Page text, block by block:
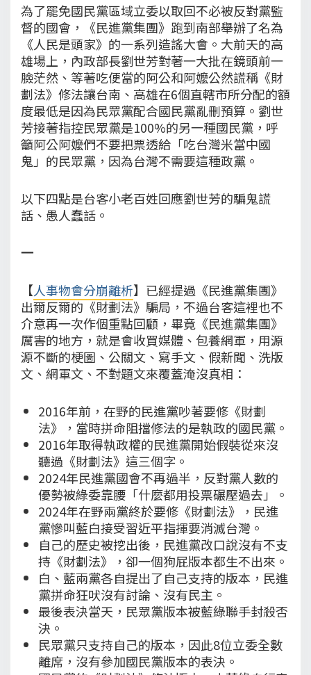
為了罷免國民黨區域立委以取回不必被反對黨監
督的國會，《民進黨集團》跑到南部舉辦了名為
《人民是頭家》的一系列造謠大會。大前天的高
雄場上，內政部長劉世芳對著一大批在鏡頭前一
臉茫然、等著吃便當的阿公和阿嬤公然謊稱《財
劃法》修法讓台南、高雄在6個直轄市所分配的額
度最低是因為民眾黨配合國民黨亂刪預算。劉世
芳接著指控民眾黨是100%的另一種國民黨，呼
籲阿公阿嬤們不要把票透給「吃台灣米當中國
鬼」的民眾黨，因為台灣不需要這種政黨。
以下四點是台客小老百姓回應劉世芳的騙鬼謊
話、愚人蠢話。
一
【人事物會分崩離析】已經提過《民進黨集團》
出爾反爾的《財劃法》騙局，不過台客這裡也不
介意再一次作個重點回顧，畢竟《民進黨集團》
厲害的地方，就是會收買媒體、包養網軍，用源
源不斷的梗圖、公關文、寫手文、假新聞、洗版
文、網軍文、不對題文來覆蓋淹沒真相：
2016年前，在野的民進黨吵著要修《財劃
法》，當時拼命阻擋修法的是執政的國民黨。
2016年取得執政權的民進黨開始假裝從來沒
聽過《財劃法》這三個字。
2024年民進黨國會不再過半，反對黨人數的
優勢被綠委靠腰「什麼都用投票碾壓過去」。
2024年在野兩黨終於要修《財劃法》，民進
黨慘叫藍白接受習近平指揮要消滅台灣。
自己的歷史被挖出後，民進黨改口說沒有不支
持《財劃法》，卻一個狗屁版本都生不出來。
白、藍兩黨各自提出了自己支持的版本，民進
黨拼命狂吠沒有討論、沒有民主。
最後表決當天，民眾黨版本被藍綠聯手封殺否
決。
民眾黨只支持自己的版本，因此8位立委全數
離席，沒有參加國民黨版本的表決。